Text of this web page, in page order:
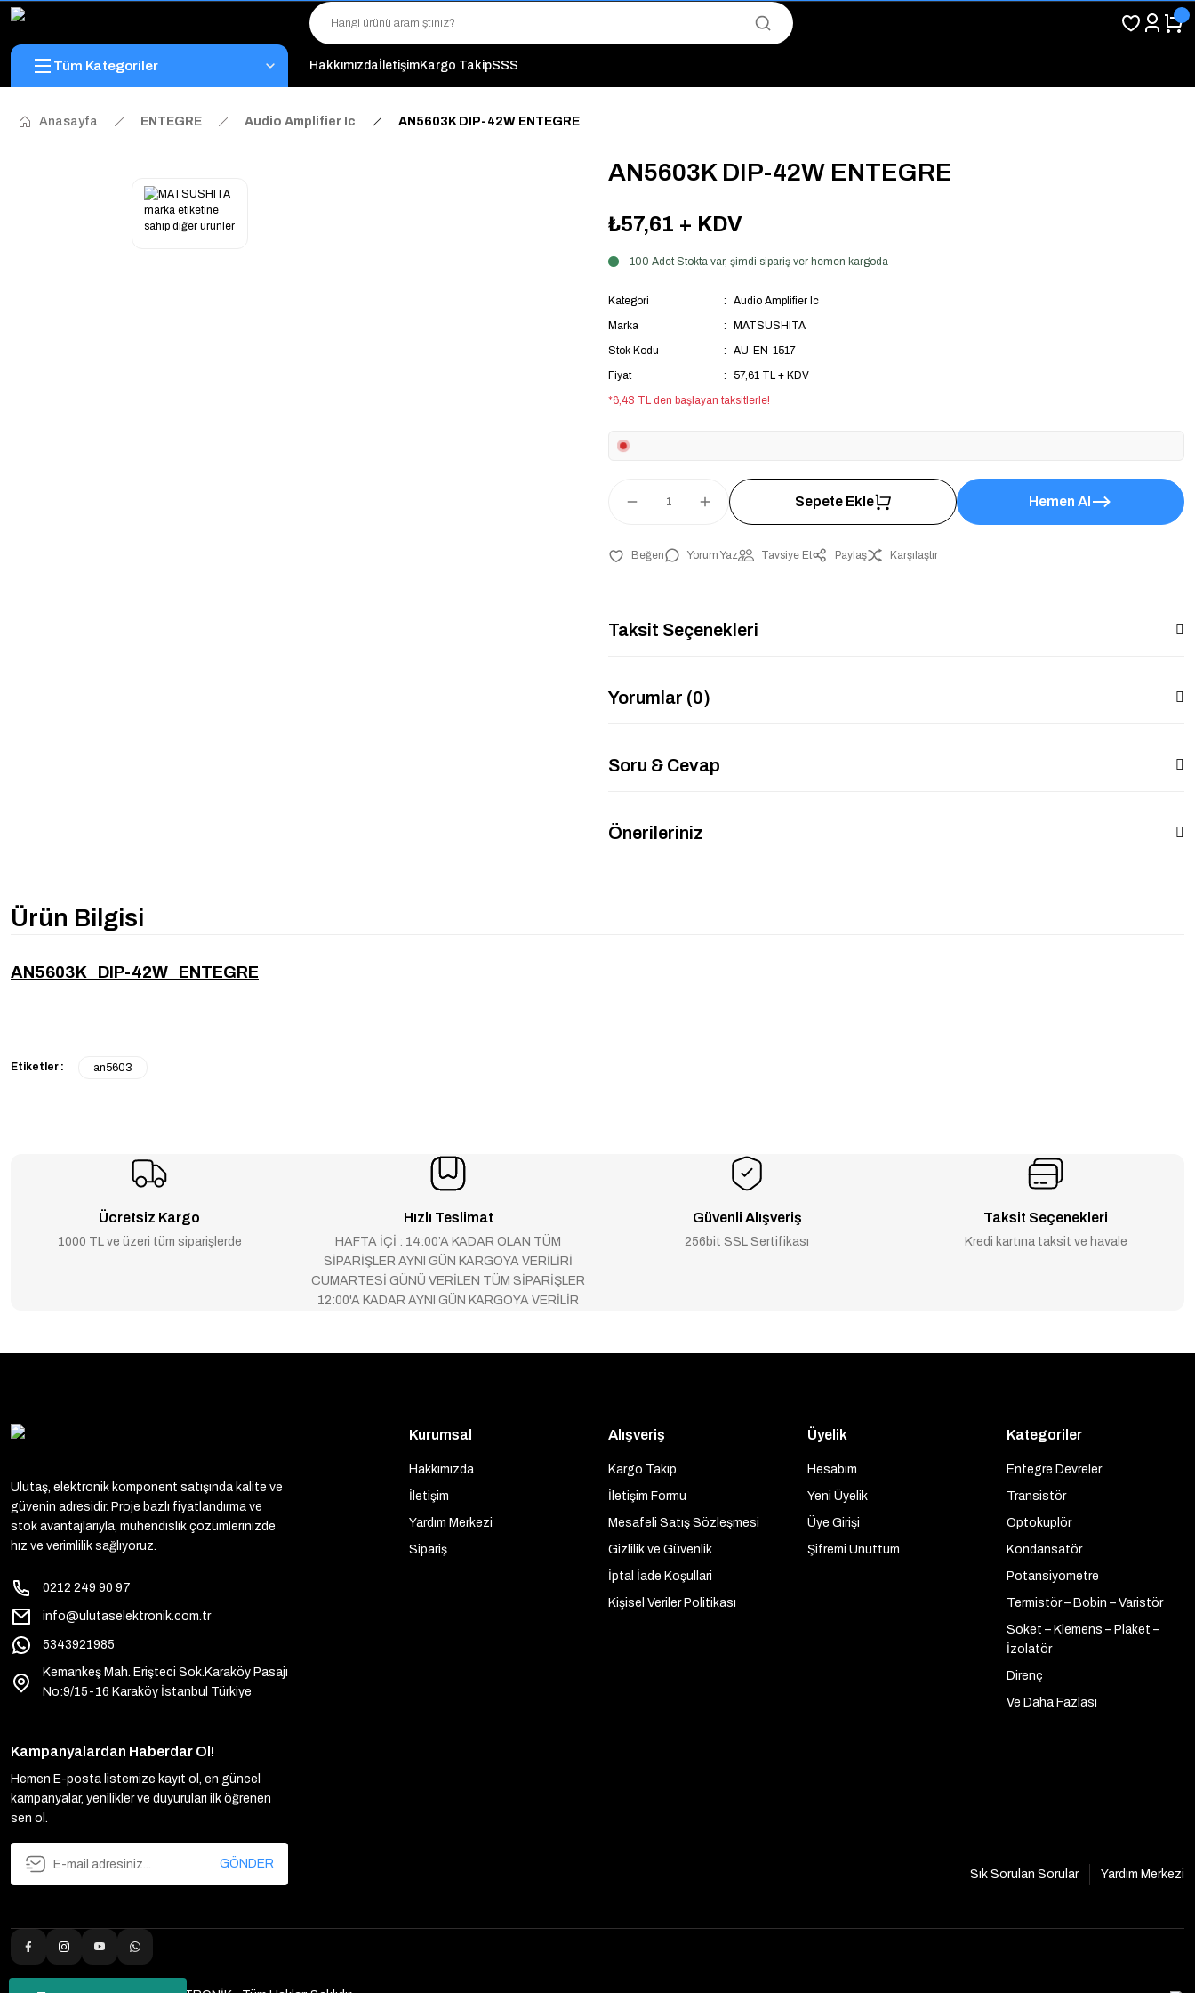
"Toptan Fiyatına Perakende Satış Avantajını Kaçırmayın!"
"Üyelere Özel: Stok Önceliği ve Proje Fiyatları."
Tüm Kategoriler HakkımızdaİletişimKargo TakipSSS
Anasayfa ENTEGRE Audio Amplifier Ic AN5603K DIP-42W ENTEGRE
AN5603K DIP-42W ENTEGRE
₺57,61 + KDV
100 Adet Stokta var, şimdi sipariş ver hemen kargoda
Kategori
Audio Amplifier Ic
Marka
MATSUSHITA
Stok Kodu
AU-EN-1517
Fiyat
57,61 TL + KDV
*6,43 TL den başlayan taksitlerle!
Sepete Ekle Hemen Al
Yorum Yaz Tavsiye Et Paylaş Karşılaştır
Taksit Seçenekleri
Yorumlar (0)
Soru & Cevap
Önerileriniz
Ürün Bilgisi
AN5603K DIP-42W ENTEGRE
Etiketler : an5603
Ücretsiz Kargo
1000 TL ve üzeri tüm siparişlerde
Hızlı Teslimat
HAFTA İÇİ : 14:00’A KADAR OLAN TÜM
SİPARİŞLER AYNI GÜN KARGOYA VERİLİRİ
CUMARTESİ GÜNÜ VERİLEN TÜM SİPARİŞLER
12:00'A KADAR AYNI GÜN KARGOYA VERİLİR
Güvenli Alışveriş
256bit SSL Sertifikası
Taksit Seçenekleri
Kredi kartına taksit ve havale
Ulutaş, elektronik komponent satışında kalite ve
güvenin adresidir. Proje bazlı fiyatlandırma ve
stok avantajlarıyla, mühendislik çözümlerinizde
hız ve verimlilik sağlıyoruz.
0212 249 90 97
info@ulutaselektronik.com.tr
5343921985
Kemankeş Mah. Erişteci Sok.Karaköy Pasajı
No:9/15-16 Karaköy İstanbul Türkiye
Kurumsal
Hakkımızda
İletişim
Yardım Merkezi
Sipariş
Alışveriş
Kargo Takip
İletişim Formu
Mesafeli Satış Sözleşmesi
Gizlilik ve Güvenlik
İptal İade Koşullari
Kişisel Veriler Politikası
Üyelik
Hesabım
Yeni Üyelik
Üye Girişi
Şifremi Unuttum
Kategoriler
Entegre Devreler
Transistör
Optokuplör
Kondansatör
Potansiyometre
Termistör – Bobin – Varistör
Soket – Klemens – Plaket –
İzolatör
Direnç
Ve Daha Fazlası
Kampanyalardan Haberdar Ol!
Hemen E-posta listemize kayıt ol, en güncel
kampanyalar, yenilikler ve duyuruları ilk öğrenen
sen ol.
GÖNDER
Sık Sorulan Sorular
Yardım Merkezi